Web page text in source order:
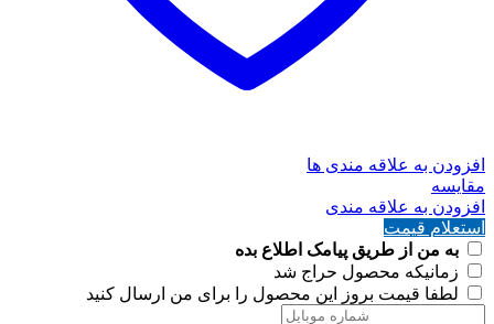
افزودن به علاقه مندی ها
مقايسه
افزودن به علاقه مندی
استعلام قیمت
به من از طریق پیامک اطلاع بده
زمانیکه محصول حراج شد
لطفا قیمت بروز این محصول را برای من ارسال کنید